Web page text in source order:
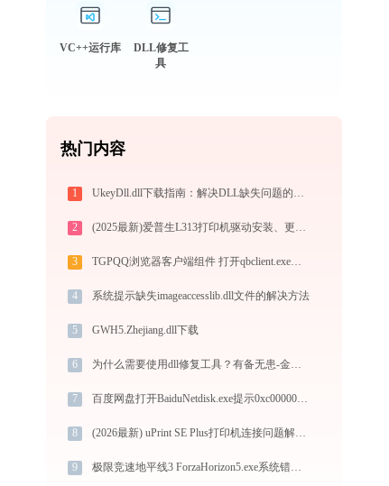
VC++运行库
DLL修复工
具
热门内容
1 UkeyDll.dll下载指南：解决DLL缺失问题的完整方案
2 (2025最新)爱普生L313打印机驱动安装、更新与常见错误代码深度解析（含.NET Framework、CLR、注册表等概念）
3 TGPQQ浏览器客户端组件 打开qbclient.exe找不到qbcore.dll怎么办
4 系统提示缺失imageaccesslib.dll文件的解决方法
5 GWH5.Zhejiang.dll下载
6 为什么需要使用dll修复工具？有备无患-金山毒霸
7 百度网盘打开BaiduNetdisk.exe提示0xc0000005错误码怎么办
8 (2026最新) uPrint SE Plus打印机连接问题解决方法 -金山毒霸
9 极限竞速地平线3 ForzaHorizon5.exe系统错误libxess.dll丢失如何解决